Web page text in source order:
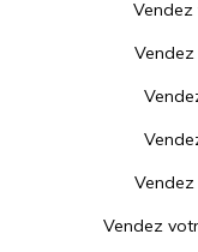
Vendez